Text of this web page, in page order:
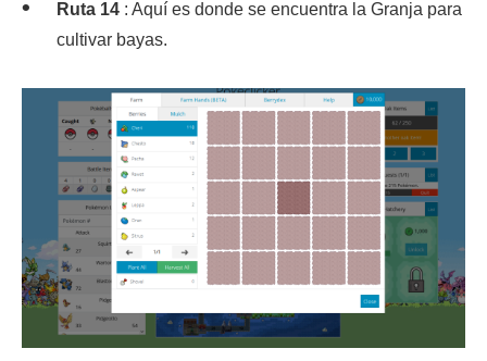
Ruta 14 : Aquí es donde se encuentra la Granja para
cultivar bayas.